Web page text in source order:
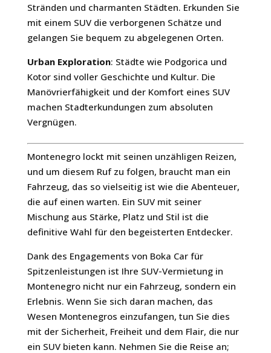
Stränden und charmanten Städten. Erkunden Sie
mit einem SUV die verborgenen Schätze und
gelangen Sie bequem zu abgelegenen Orten.
Urban Exploration: Städte wie Podgorica und
Kotor sind voller Geschichte und Kultur. Die
Manövrierfähigkeit und der Komfort eines SUV
machen Stadterkundungen zum absoluten
Vergnügen.
Montenegro lockt mit seinen unzähligen Reizen,
und um diesem Ruf zu folgen, braucht man ein
Fahrzeug, das so vielseitig ist wie die Abenteuer,
die auf einen warten. Ein SUV mit seiner
Mischung aus Stärke, Platz und Stil ist die
definitive Wahl für den begeisterten Entdecker.
Dank des Engagements von Boka Car für
Spitzenleistungen ist Ihre SUV-Vermietung in
Montenegro nicht nur ein Fahrzeug, sondern ein
Erlebnis. Wenn Sie sich daran machen, das
Wesen Montenegros einzufangen, tun Sie dies
mit der Sicherheit, Freiheit und dem Flair, die nur
ein SUV bieten kann. Nehmen Sie die Reise an;